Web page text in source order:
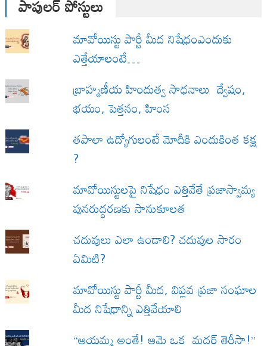
పాపులర్ పోస్టులు
మావోయిస్టు పార్టీ మీద నిషేధంఎందుకు
ఎత్తేయాలంటే…
బ్రాహ్మణీయ హిందుత్వ సాధనాలు ద్వేషం,
భయం, పెత్తనం, హింస
త‌పాలా ఉద్యోగులంటే మోదీకి ఎందుకింత కక్ష
?
మావోయిస్టులపై నిషేధం ఎత్తివేతే ప్రజాస్వామ్య
పునరుద్ధరణకు సానుకూలత
చదువులు ఎలా ఉండాలి? చదువుల సారం
ఏమిటి?
మావోయిస్టు పార్టీ మీద, విప్లవ ప్రజా సంఘాల
మీద నిషేధాన్ని ఎత్తివేయాలి
“ఆయమ్మ అంతే! ఆమె ఒక మదర్ తెరీసా!”